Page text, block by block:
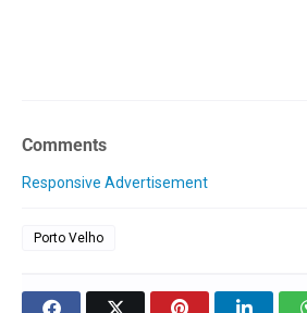
Comments
Responsive Advertisement
Porto Velho